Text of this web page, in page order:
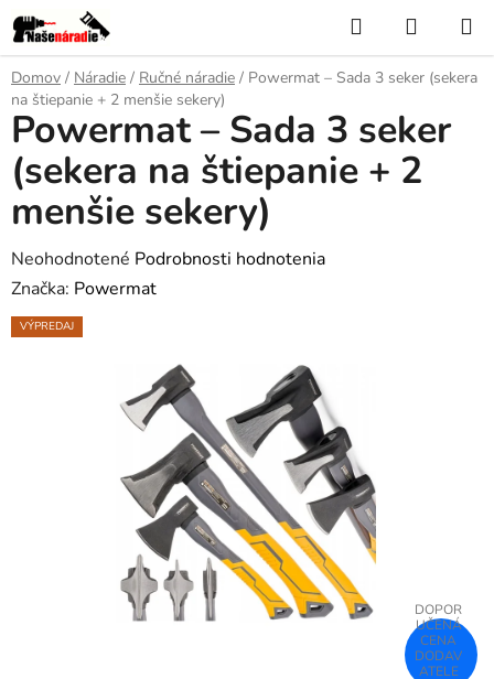
Prejsť
na
obsah
Hľadať
KOŠÍK
Domov / Náradie / Ručné náradie / Powermat – Sada 3 seker (sekera
na štiepanie + 2 menšie sekery)
Powermat – Sada 3 seker
(sekera na štiepanie + 2
menšie sekery)
Priemerné
hodnotenie
produktu
Neohodnotené Podrobnosti hodnotenia
Značka: Powermat
VÝPREDAJ